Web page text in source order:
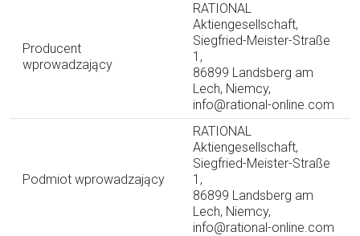
Producent
wprowadzający
RATIONAL
Aktiengesellschaft,
Siegfried-Meister-Straße
1,
86899 Landsberg am
Lech, Niemcy,
info@rational-online.com
Podmiot wprowadzający
RATIONAL
Aktiengesellschaft,
Siegfried-Meister-Straße
1,
86899 Landsberg am
Lech, Niemcy,
info@rational-online.com